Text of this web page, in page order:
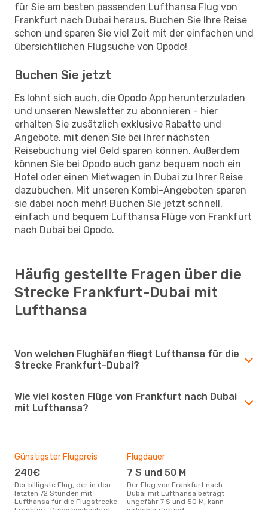
für Sie am besten passenden Lufthansa Flug von
Frankfurt nach Dubai heraus. Buchen Sie Ihre Reise
schon und sparen Sie viel Zeit mit der einfachen und
übersichtlichen Flugsuche von Opodo!
Buchen Sie jetzt
Es lohnt sich auch, die Opodo App herunterzuladen
und unseren Newsletter zu abonnieren - hier
erhalten Sie zusätzlich exklusive Rabatte und
Angebote, mit denen Sie bei Ihrer nächsten
Reisebuchung viel Geld sparen können. Außerdem
können Sie bei Opodo auch ganz bequem noch ein
Hotel oder einen Mietwagen in Dubai zu Ihrer Reise
dazubuchen. Mit unseren Kombi-Angeboten sparen
sie dabei noch mehr! Buchen Sie jetzt schnell,
einfach und bequem Lufthansa Flüge von Frankfurt
nach Dubai bei Opodo.
Häufig gestellte Fragen über die
Strecke Frankfurt-Dubai mit
Lufthansa
Von welchen Flughäfen fliegt Lufthansa für die
Strecke Frankfurt-Dubai?
Wie viel kosten Flüge von Frankfurt nach Dubai
mit Lufthansa?
Günstigster Flugpreis
240€
Der billigste Flug, der in den
letzten 72 Stunden mit
Lufthansa für die Flugstrecke
Flugdauer
7 S und 50 M
Der Flug von Frankfurt nach
Dubai mit Lufthansa beträgt
ungefähr 7 S und 50 M, kann